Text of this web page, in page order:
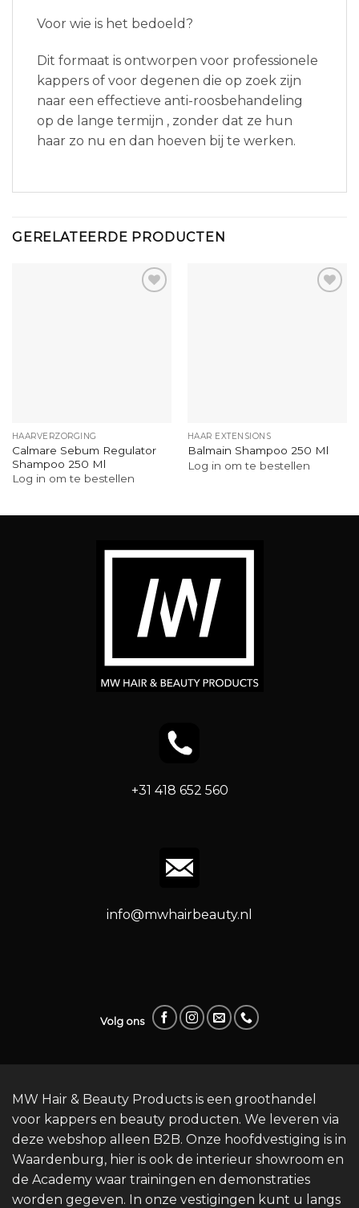
Voor wie is het bedoeld?
Dit formaat is ontworpen voor professionele
kappers of voor degenen die op zoek zijn
naar een effectieve anti-roosbehandeling
op de lange termijn , zonder dat ze hun
haar zo nu en dan hoeven bij te werken.
GERELATEERDE PRODUCTEN
HAARVERZORGING
Calmare Sebum Regulator
Shampoo 250 Ml
Log in om te bestellen
HAAR EXTENSIONS
Balmain Shampoo 250 Ml
Log in om te bestellen
+31 418 652 560
info@mwhairbeauty.nl
Volg ons
MW Hair & Beauty Products is een groothandel
voor kappers en beauty producten. We leveren via
deze webshop alleen B2B. Onze hoofdvestiging is in
Waardenburg, hier is ook de interieur showroom en
de Academy waar trainingen en demonstraties
worden gegeven. In onze vestigingen kunt u langs